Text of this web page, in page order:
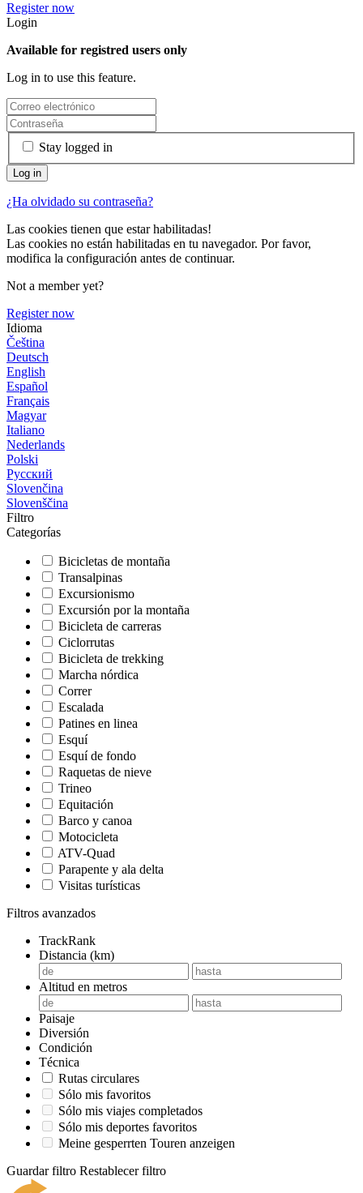
Register now
Login
Available for registred users only
Log in to use this feature.
Stay logged in
¿Ha olvidado su contraseña?
Las cookies tienen que estar habilitadas!
Las cookies no están habilitadas en tu navegador. Por favor,
modifica la configuración antes de continuar.
Not a member yet?
Register now
Idioma
Čeština
Deutsch
English
Español
Français
Magyar
Italiano
Nederlands
Polski
Русский
Slovenčina
Slovenščina
Filtro
Categorías
Bicicletas de montaña
Transalpinas
Excursionismo
Excursión por la montaña
Bicicleta de carreras
Ciclorrutas
Bicicleta de trekking
Marcha nórdica
Correr
Escalada
Patines en linea
Esquí
Esquí de fondo
Raquetas de nieve
Trineo
Equitación
Barco y canoa
Motocicleta
ATV-Quad
Parapente y ala delta
Visitas turísticas
Filtros avanzados
TrackRank
Distancia (km)
Altitud en metros
Paisaje
Diversión
Condición
Técnica
Rutas circulares
Sólo mis favoritos
Sólo mis viajes completados
Sólo mis deportes favoritos
Meine gesperrten Touren anzeigen
Guardar filtro Restablecer filtro